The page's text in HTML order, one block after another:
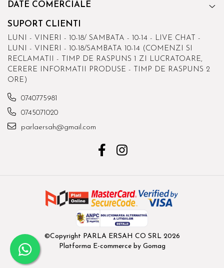
DATE COMERCIALE
SUPORT CLIENTI
LUNI - VINERI - 10-18/ SAMBATA - 10-14 - LIVE CHAT -
LUNI - VINERI - 10-18/SAMBATA 10-14 (COMENZI SI
RECLAMATII - TIMP DE RASPUNS 1 ZI LUCRATOARE,
CERERE INFORMATII PRODUSE - TIMP DE RASPUNS 2
ORE)
0740775981
0745071020
parlaersah@gmail.com
©Copyright PARLA ERSAH CO SRL 2026
Platforma E-commerce by Gomag